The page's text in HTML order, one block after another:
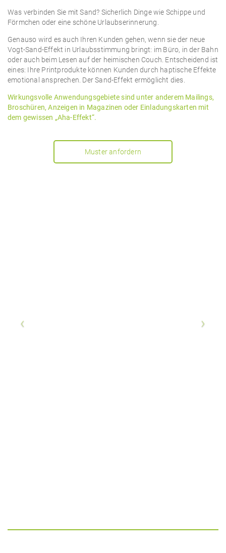
Was verbinden Sie mit Sand? Sicherlich Dinge wie Schippe und
Förmchen oder eine schöne Urlaubserinnerung.
Genauso wird es auch Ihren Kunden gehen, wenn sie der neue
Vogt-Sand-Effekt in Urlaubsstimmung bringt: im Büro, in der Bahn
oder auch beim Lesen auf der heimischen Couch. Entscheidend ist
eines: Ihre Printprodukte können Kunden durch haptische Effekte
emotional ansprechen. Der Sand-Effekt ermöglicht dies.
Wirkungsvolle Anwendungsgebiete sind unter anderem Mailings,
Broschüren, Anzeigen in Magazinen oder Einladungskarten mit
dem gewissen „Aha-Effekt“.
Muster anfordern